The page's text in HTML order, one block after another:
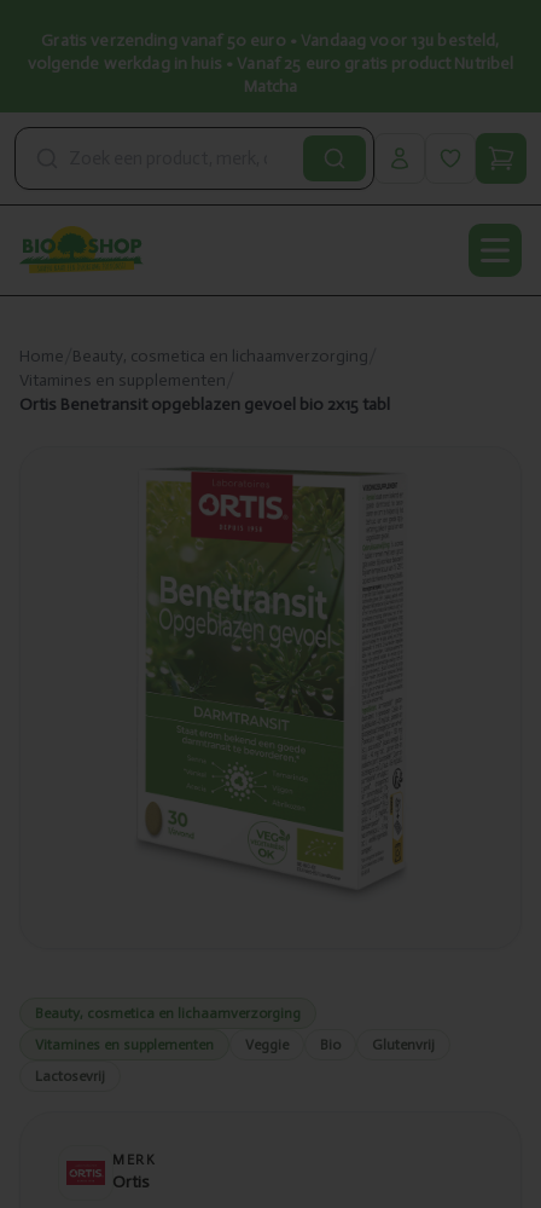
Gratis verzending vanaf 50 euro • Vandaag voor 13u besteld,
volgende werkdag in huis • Vanaf 25 euro gratis product Nutribel
Matcha
Home Beauty, cosmetica en lichaamverzorging
Vitamines en supplementen
Ortis Benetransit opgeblazen gevoel bio 2x15 tabl
Beauty, cosmetica en lichaamverzorging
Vitamines en supplementen
Veggie Bio
Glutenvrij
Lactosevrij
MERK
Ortis